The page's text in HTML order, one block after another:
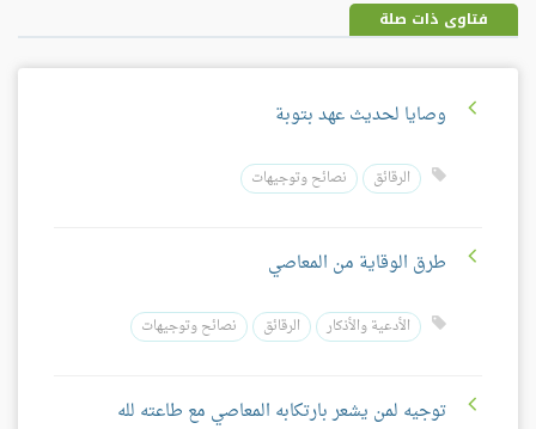
فتاوى ذات صلة
وصايا لحديث عهد بتوبة
الرقائق نصائح وتوجيهات
طرق الوقاية من المعاصي
الأدعية والأذكار الرقائق نصائح وتوجيهات
توجيه لمن يشعر بارتكابه المعاصي مع طاعته لله